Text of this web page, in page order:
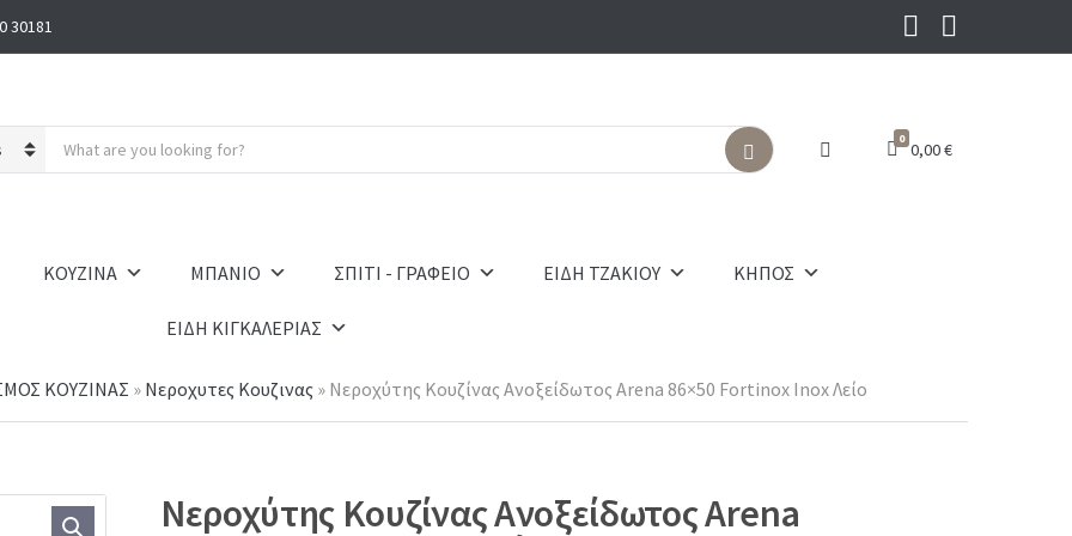
30181
p
c
t
S
h
0 0,00€
ΚΟΥΖΙΝΑ ΜΠΑΝΙΟ ΣΠΙΤΙ - ΓΡΑΦΕΙΟ ΕΙΔΗ ΤΖΑΚΙΟΥ ΚΗΠΟΣ
ΕΙΔΗ ΚΙΓΚΑΛΕΡΙΑΣ
ΚΟΥΖΙΝΑΣ » Νεροχυτες Κουζινας » Νεροχύτης Κουζίνας Ανοξείδωτος Arena 86×50 Fortinox Inox Λείο
Νεροχύτης Κουζίνας Ανοξείδωτος Arena